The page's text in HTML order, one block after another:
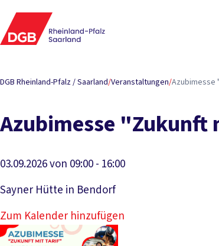
DGB Rheinland-Pfalz / Saarland/Veranstaltungen/Azubimesse
Azubimesse
03.09.2026 von 09:00 - 16:00
Sayner Hütte in Bendorf
Zum Kalender hinzufügen